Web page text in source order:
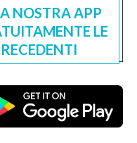
NOSTRA APP
LE